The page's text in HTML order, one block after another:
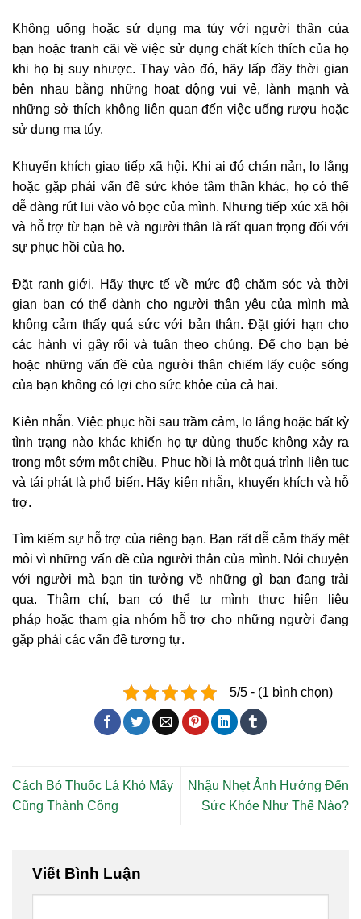
Không uống hoặc sử dụng ma túy với người thân của
bạn hoặc tranh cãi về việc sử dụng chất kích thích của họ
khi họ bị suy nhược. Thay vào đó, hãy lấp đầy thời gian
bên nhau bằng những hoạt động vui vẻ, lành mạnh và
những sở thích không liên quan đến việc uống rượu hoặc
sử dụng ma túy.
Khuyến khích giao tiếp xã hội. Khi ai đó chán nản, lo lắng
hoặc gặp phải vấn đề sức khỏe tâm thần khác, họ có thể
dễ dàng rút lui vào vỏ bọc của mình. Nhưng tiếp xúc xã hội
và hỗ trợ từ bạn bè và người thân là rất quan trọng đối với
sự phục hồi của họ.
Đặt ranh giới. Hãy thực tế về mức độ chăm sóc và thời
gian bạn có thể dành cho người thân yêu của mình mà
không cảm thấy quá sức với bản thân. Đặt giới hạn cho
các hành vi gây rối và tuân theo chúng. Để cho bạn bè
hoặc những vấn đề của người thân chiếm lấy cuộc sống
của bạn không có lợi cho sức khỏe của cả hai.
Kiên nhẫn. Việc phục hồi sau trầm cảm, lo lắng hoặc bất kỳ
tình trạng nào khác khiến họ tự dùng thuốc không xảy ra
trong một sớm một chiều. Phục hồi là một quá trình liên tục
và tái phát là phổ biến. Hãy kiên nhẫn, khuyến khích và hỗ
trợ.
Tìm kiếm sự hỗ trợ của riêng bạn. Bạn rất dễ cảm thấy mệt
mỏi vì những vấn đề của người thân của mình. Nói chuyện
với người mà bạn tin tưởng về những gì bạn đang trải
qua. Thậm chí, bạn có thể tự mình thực hiện liệu
pháp hoặc tham gia nhóm hỗ trợ cho những người đang
gặp phải các vấn đề tương tự.
5/5 - (1 bình chọn)
Cách Bỏ Thuốc Lá Khó Mấy
Cũng Thành Công
Nhậu Nhẹt Ảnh Hưởng Đến
Sức Khỏe Như Thế Nào?
Viết Bình Luận